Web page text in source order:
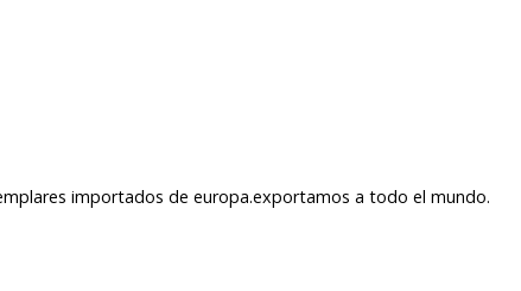
importados de europa.exportamos a todo el mundo.